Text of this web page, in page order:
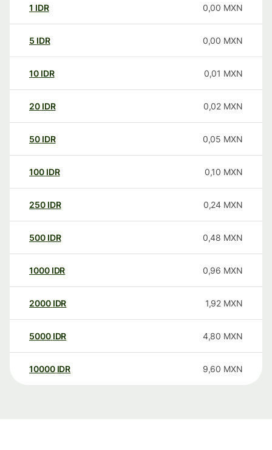
1 IDR 0,00 MXN
5 IDR 0,00 MXN
10 IDR 0,01 MXN
20 IDR 0,02 MXN
50 IDR 0,05 MXN
100 IDR 0,10 MXN
250 IDR 0,24 MXN
500 IDR 0,48 MXN
1000 IDR 0,96 MXN
2000 IDR 1,92 MXN
5000 IDR 4,80 MXN
10000 IDR 9,60 MXN